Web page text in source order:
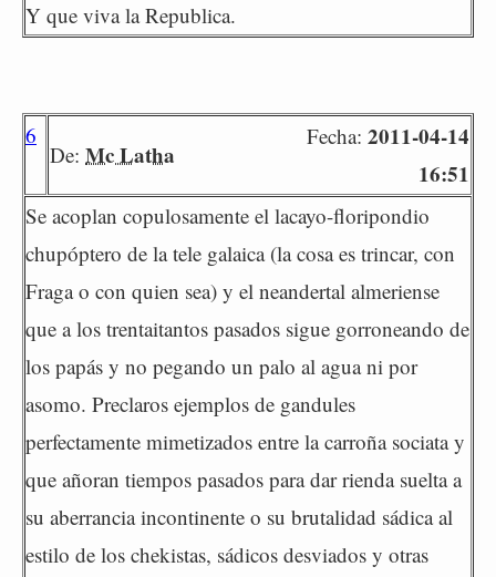
Y que viva la Republica.
6
De: Mc Latha
Fecha: 2011-04-14
16:51
Se acoplan copulosamente el lacayo-floripondio
chupóptero de la tele galaica (la cosa es trincar, con
Fraga o con quien sea) y el neandertal almeriense
que a los trentaitantos pasados sigue gorroneando de
los papás y no pegando un palo al agua ni por
asomo. Preclaros ejemplos de gandules
perfectamente mimetizados entre la carroña sociata y
que añoran tiempos pasados para dar rienda suelta a
su aberrancia incontinente o su brutalidad sádica al
estilo de los chekistas, sádicos desviados y otras